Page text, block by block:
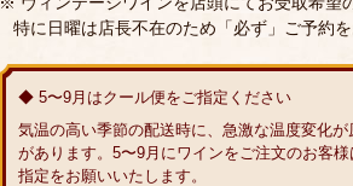
特に日曜は店長不在のため「必ず」ご予約を
◆ 5〜9月はクール便をご指定ください
気温の高い季節の配送時に、急激な温度変化
があります。5〜9月にワインをご注文のお客
指定をお願いいたします。